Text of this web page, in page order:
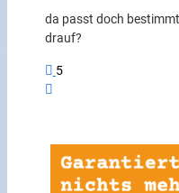
da passt doch
drauf?
5